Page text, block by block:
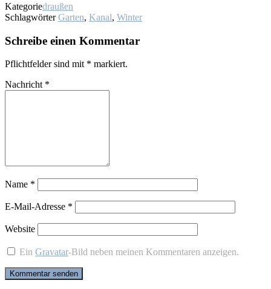
Kategoriedraußen
Schlagwörter Garten, Kanal, Winter
Schreibe einen Kommentar
Pflichtfelder sind mit * markiert.
Nachricht *
Name *
E-Mail-Adresse *
Website
EinGravatar-Bild neben meinen Kommentaren anzeigen.